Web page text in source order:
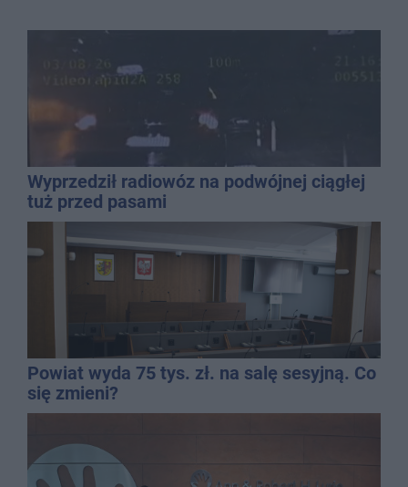
Wyprzedził radiowóz na podwójnej ciągłej
tuż przed pasami
Powiat wyda 75 tys. zł. na salę sesyjną. Co
się zmieni?